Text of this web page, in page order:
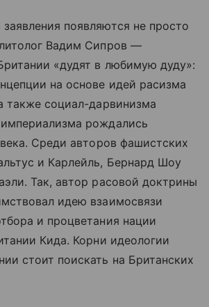
появляются не просто
Вадим Сипров —
«дудят в любимую дуду»:
на основе идей расизма
также социал-дарвинизма
рождались
Среди авторов фашистских
и Карлейль, Бернард Шоу
Так, автор расовой доктрины
идею взаимосвязи
и процветания нации
Кида. Корни идеологии
стоит поискать на Британских